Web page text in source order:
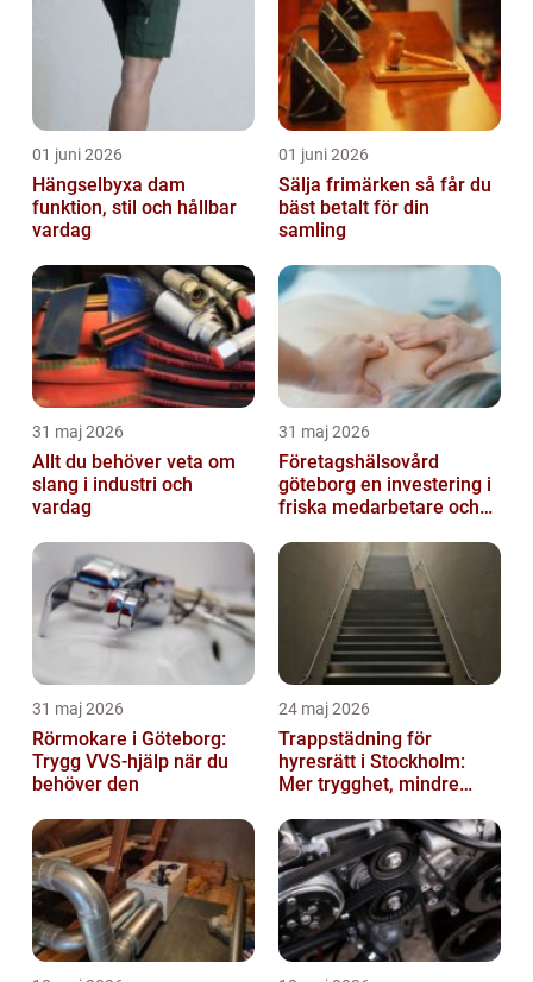
01 juni 2026
Hängselbyxa dam
funktion, stil och hållbar
vardag
01 juni 2026
Sälja frimärken så får du
bäst betalt för din
samling
31 maj 2026
Allt du behöver veta om
slang i industri och
vardag
31 maj 2026
Företagshälsovård
göteborg en investering i
friska medarbetare och
31 maj 2026
Rörmokare i Göteborg:
Trygg VVS-hjälp när du
behöver den
24 maj 2026
Trappstädning för
hyresrätt i Stockholm:
Mer trygghet, mindre